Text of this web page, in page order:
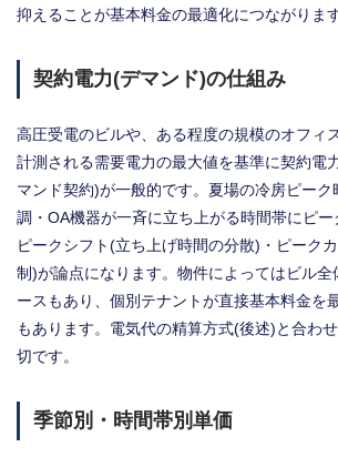
抑えることが基本料金の最適化につながります
契約電力(デマンド)の仕組み
高圧受電のビルや、ある程度の規模のオフィ
計測される需要電力の最大値を基準に契約電
マンド契約)が一般的です。夏場の冷房ピー
調・OA機器が一斉に立ち上がる時間帯にピー
ピークシフト(立ち上げ時間の分散)・ピーク
制)が論点になります。物件によってはビル全
ースもあり、個別テナントが直接基本料金を
もあります。電気代の精算方式(後述)と合わ
切です。
季節別・時間帯別単価